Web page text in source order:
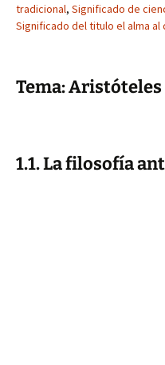
tradicional, Significado de
Significado del titulo el alma al
Tema: Aristóteles
1.1. La filosofía